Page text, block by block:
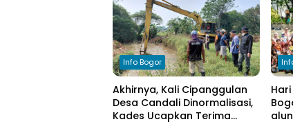
Info Bogor
Akhirnya, Kali Cipanggulan
Desa Candali Dinormalisasi,
Kades Ucapkan Terima